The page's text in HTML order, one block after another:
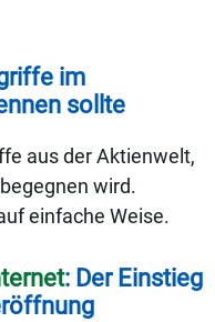
im
sollte
aus der Aktienwelt,
wird.
einfache Weise.
: Der Einstieg